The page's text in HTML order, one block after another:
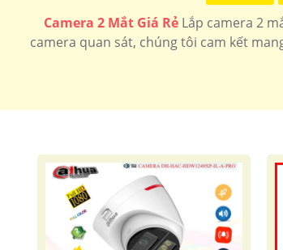
Camera 2 Mắt Giá RẻLắp camera 2
camera quan sát, chúng tôi cam kết